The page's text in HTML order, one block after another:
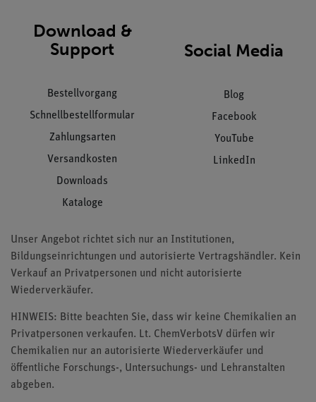
Download &
Support
Bestellvorgang
Schnellbestellformular
Zahlungsarten
Versandkosten
Downloads
Kataloge
Social Media
Blog
Facebook
YouTube
LinkedIn
Unser Angebot richtet sich nur an Institutionen,
Bildungseinrichtungen und autorisierte Vertragshändler. Kein
Verkauf an Privatpersonen und nicht autorisierte
Wiederverkäufer.
HINWEIS: Bitte beachten Sie, dass wir keine Chemikalien an
Privatpersonen verkaufen. Lt. ChemVerbotsV dürfen wir
Chemikalien nur an autorisierte Wiederverkäufer und
öffentliche Forschungs-, Untersuchungs- und Lehranstalten
abgeben.